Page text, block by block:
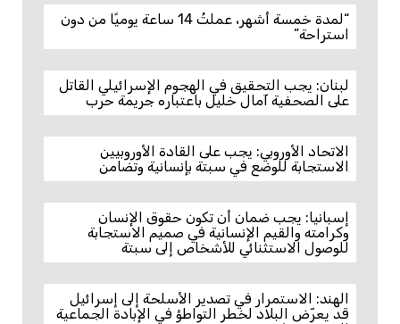
“لمدة خمسة أشهر، عملتُ 14 ساعة يوميًا من دون
استراحة”
لبنان: يجب التحقيق في الهجوم الإسرائيلي القاتل
على الصحفية آمال خليل باعتباره جريمة حرب
الاتحاد الأوروبي: يجب على القادة الأوروبيين
الاستجابة للوضع في سبتة بإنسانية وتضامن
إسبانيا: يجب ضمان أن تكون حقوق الإنسان
وكرامته والقيم الإنسانية في صميم الاستجابة
للوصول الاستثنائي للأشخاص إلى سبتة
الهند: الاستمرار في تصدير الأسلحة إلى إسرائيل
قد يعرّض البلاد لخطر التواطؤ في الإبادة الجماعية